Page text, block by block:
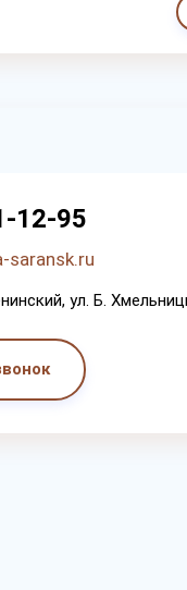
12-95
saransk.ru
ул. Б.